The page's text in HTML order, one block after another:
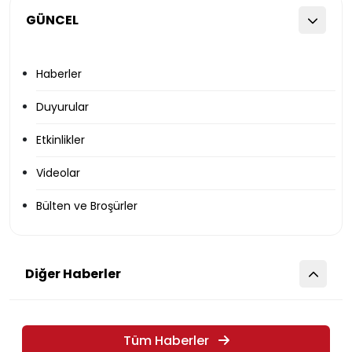
GÜNCEL
Haberler
Duyurular
Etkinlikler
Videolar
Bülten ve Broşürler
Diğer Haberler
Tüm Haberler